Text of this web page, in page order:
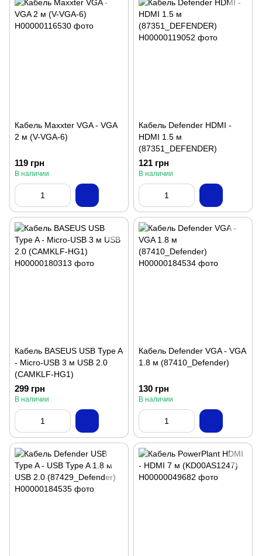
Кабель Maxxter VGA - VGA
2 м (V-VGA-6)
119 грн
В наличии
Кабель Defender HDMI -
HDMI 1.5 м
(87351_DEFENDER)
121 грн
В наличии
Кабель BASEUS USB Type A
- Micro-USB 3 м USB 2.0
(CAMKLF-HG1)
299 грн
В наличии
Кабель Defender VGA - VGA
1.8 м (87410_Defender)
130 грн
В наличии